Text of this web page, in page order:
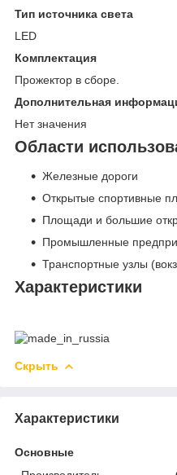
Тип источника света
LED
Комплектация
Прожектор в сборе.
Дополнительная
Нет значения
Области
Железные дороги
Открытые спортивные
Площади и большие
Промышленные
Транспортные узлы
Характеристики
Скрыть
Характеристики
Основные